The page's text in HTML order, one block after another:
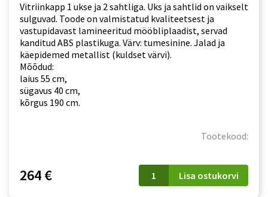
Vitriinkapp 1 ukse ja 2 sahtliga. Uks ja sahtlid on vaikselt
sulguvad. Toode on valmistatud kvaliteetsest ja
vastupidavast lamineeritud mööbliplaadist, servad
kanditud ABS plastikuga. Värv: tumesinine. Jalad ja
käepidemed metallist (kuldset värvi).
Mõõdud:
laius 55 cm,
sügavus 40 cm,
kõrgus 190 cm.
Tootekood:
264 €
Vitriinkapp
Marine
Lisa ostukorvi